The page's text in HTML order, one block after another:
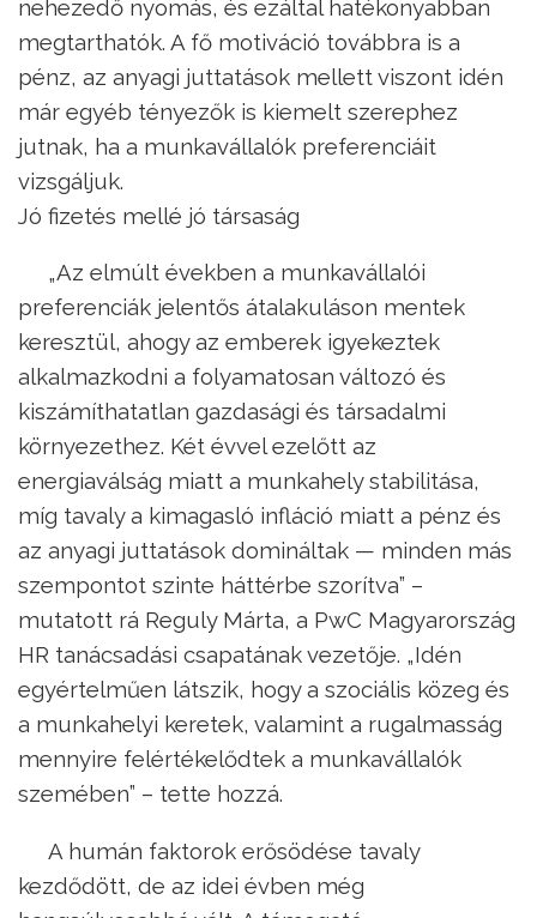
nehezedő nyomás, és ezáltal hatékonyabban
megtarthatók. A fő motiváció továbbra is a
pénz, az anyagi juttatások mellett viszont idén
már egyéb tényezők is kiemelt szerephez
jutnak, ha a munkavállalók preferenciáit
vizsgáljuk.
Jó fizetés mellé jó társaság
„Az elmúlt években a munkavállalói
preferenciák jelentős átalakuláson mentek
keresztül, ahogy az emberek igyekeztek
alkalmazkodni a folyamatosan változó és
kiszámíthatatlan gazdasági és társadalmi
környezethez. Két évvel ezelőtt az
energiaválság miatt a munkahely stabilitása,
míg tavaly a kimagasló infláció miatt a pénz és
az anyagi juttatások domináltak — minden más
szempontot szinte háttérbe szorítva” –
mutatott rá Reguly Márta, a PwC Magyarország
HR tanácsadási csapatának vezetője. „Idén
egyértelműen látszik, hogy a szociális közeg és
a munkahelyi keretek, valamint a rugalmasság
mennyire felértékelődtek a munkavállalók
szemében” – tette hozzá.
A humán faktorok erősödése tavaly
kezdődött, de az idei évben még